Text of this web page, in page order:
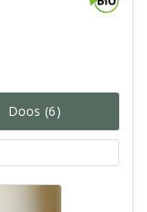
Doos (6)